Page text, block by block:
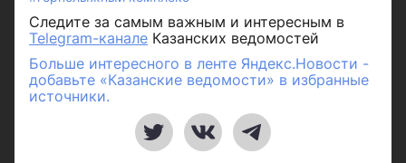
Следите за самым важным и интересным в
Telegram-канале Казанских ведомостей
Больше интересного в ленте Яндекс.Новости -
добавьте «Казанские ведомости» в избранные
источники.